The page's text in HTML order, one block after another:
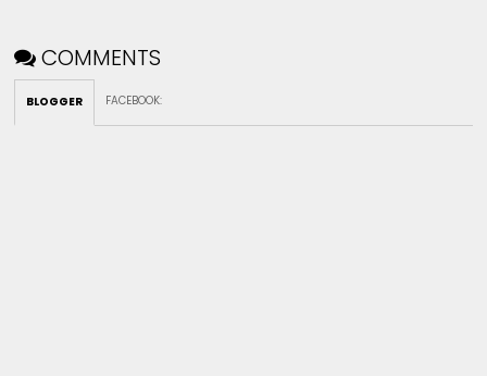
COMMENTS
BLOGGER FACEBOOK: